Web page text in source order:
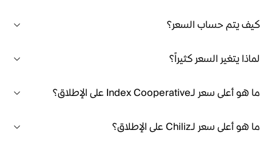
كيف يتم حساب السعر؟
لماذا يتغير السعر كثيراً؟
ما هو أعلى سعر لـIndex Cooperative على الإطلاق؟
ما هو أعلى سعر لـChiliz على الإطلاق؟